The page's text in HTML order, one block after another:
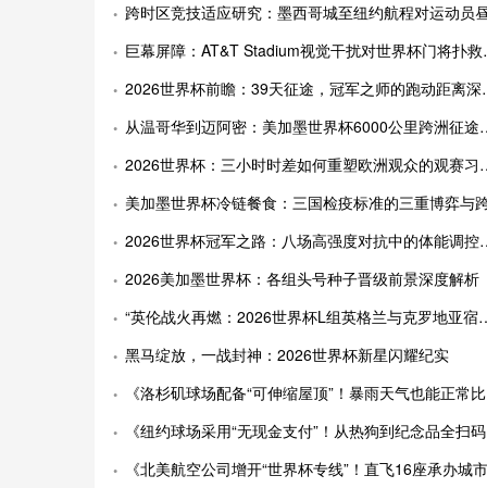
跨时区竞技适应研究：墨西哥城至纽约航程对运动员昼夜节律的影响分
巨幕屏障：AT&T Stadium视觉干扰对世界杯门将扑救反应的潜在威胁
2026世界杯前瞻：39天征途，冠军之师的跑动距离深度拆解
从温哥华到迈阿密：美加墨世界杯6000公里跨洲征途的隐性成本
2026世界杯：三小时时差如何重塑欧洲观众的观赛习惯与收视版图
美加墨世界杯冷链餐食：三国检疫标准的三重博弈与跨境物流破
2026世界杯冠军之路：八场高强度对抗中的体能调控策略与动态分配模型解析
2026美加墨世界杯：各组头号种子晋级前景深度解析
“英伦战火再燃：2026世界杯L组英格兰与克罗地亚宿命对决”
黑马绽放，一战封神：2026世界杯新星闪耀纪实
《洛杉矶球场配备“可伸缩屋顶”！暴雨天气也能正常比赛》
《纽约球场采用“无现金支付”！从热狗到纪念品全扫码购买》
《北美航空公司增开“世界杯专线”！直飞16座承办城市